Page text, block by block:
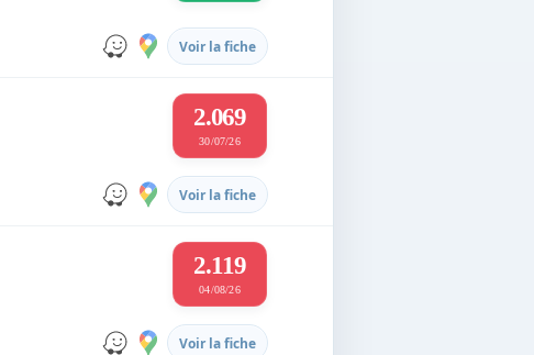
Voir la fiche
2.069
30/07/26
Voir la fiche
2.119
04/08/26
Voir la fiche